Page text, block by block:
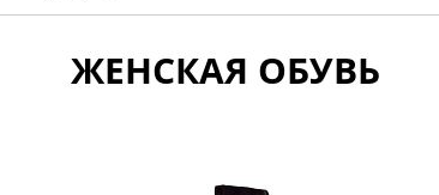
ЖЕНСКАЯ ОБУВЬ